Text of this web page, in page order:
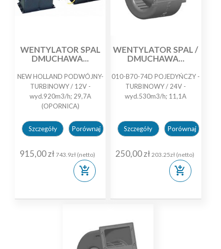
WENTYLATOR SPAL
DMUCHAWA...
NEW HOLLAND PODWÓJNY-
TURBINOWY / 12V -
wyd.920m3/h; 29,7A
(OPORNICA)
Szczegóły Porównaj
915,00 zł743.9zł (netto)
add_shopping_cart
WENTYLATOR SPAL /
DMUCHAWA...
010-B70-74D POJEDYŃCZY -
TURBINOWY / 24V -
wyd.530m3/h; 11,1A
Szczegóły Porównaj
250,00 zł 203.25zł (netto)
add_shopping_cart